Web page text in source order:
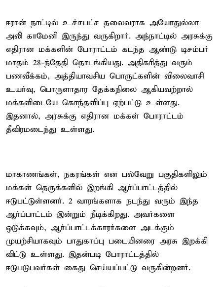
ஈரான் நாட்டில் உச்சபட்ச தலைவராக அயோதுல்லா
அலி காமேனி இருந்து வருகிறார். அந்நாட்டில் அரசுக்கு
எதிரான மக்களின் போராட்டம் கடந்த ஆண்டு டிசம்பர்
மாதம் 28-ந்தேதி தொடங்கியது. அதிகரித்து வரும்
பணவீக்கம், அத்தியாவசிய பொருட்களின் விலைவாசி
உயர்வு, பொருளாதார தேக்கநிலை ஆகியவற்றால்
மக்களிடையே கொந்தளிப்பு ஏற்பட்டு உள்ளது.
இதனால், அரசுக்கு எதிரான மக்கள் போராட்டம்
தீவிரமடைந்து உள்ளது.
மாகாணங்கள், நகரங்கள் என பல்வேறு பகுதிகளிலும்
மக்கள் தெருக்களில் இறங்கி ஆர்ப்பாட்டத்தில்
ஈடுபட்டுள்ளனர். 2 வாரங்களாக நடந்து வரும் இந்த
ஆர்ப்பாட்டம் இன்றும் நீடிக்கிறது. அவர்களை
ஒடுக்கவும், ஆர்ப்பாட்டக்காரர்களை அடக்கும்
முயற்சியாகவும் பாதுகாப்பு படையினரை அரசு இறக்கி
விட்டு உள்ளது. இதன்படி போராட்டத்தில்
ஈடுபடுபவர்கள் கைது செய்யப்பட்டு வருகின்றனர்.